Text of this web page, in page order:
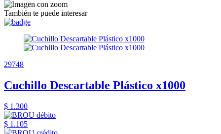
También te puede interesar
29748
Cuchillo Descartable Plástico x1000
$ 1.300
$ 1.105